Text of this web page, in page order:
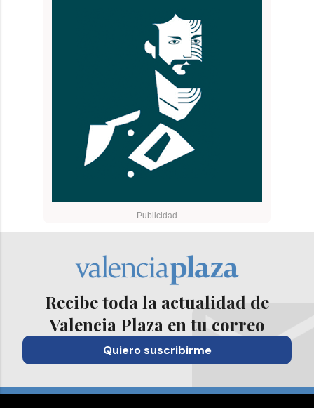
Recibe toda la actualidad de
Valencia Plaza en tu correo
Quiero suscribirme